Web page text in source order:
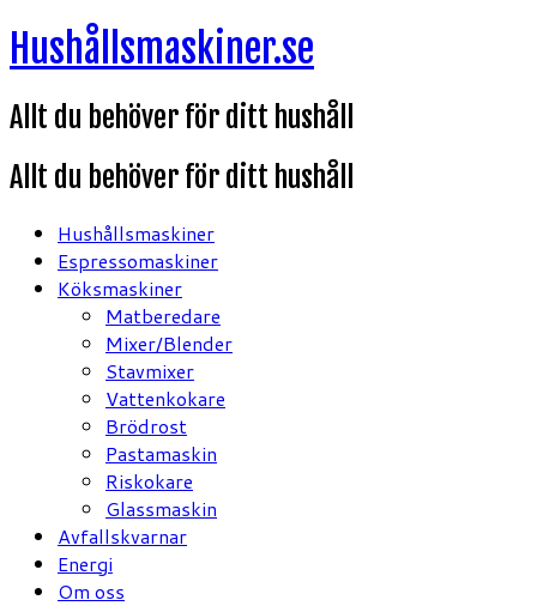
Hoppa
till
Hushållsmaskiner.se
Allt du behöver för ditt hushåll
Allt du behöver för ditt hushåll
Hushållsmaskiner
Espressomaskiner
Köksmaskiner
Matberedare
Mixer/Blender
Stavmixer
Vattenkokare
Brödrost
Pastamaskin
Riskokare
Glassmaskin
Avfallskvarnar
Energi
Om oss